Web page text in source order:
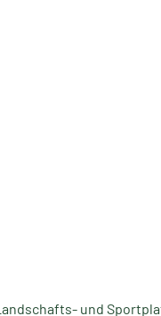
und